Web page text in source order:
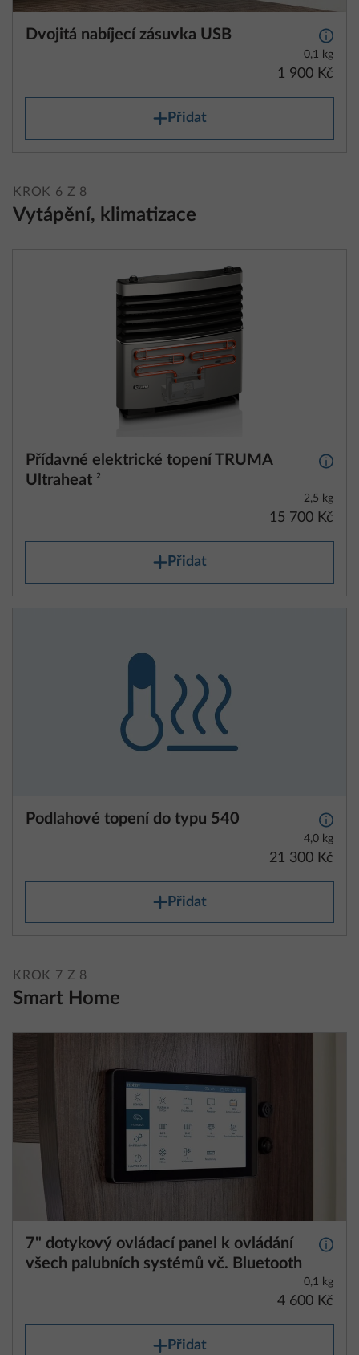
Dvojitá nabíjecí zásuvka USB Další
0,1 kg
1 900 Kč
Přidat
KROK 6 Z 8
Vytápění, klimatizace
Přídavné elektrické topení TRUMA
Ultraheat 2
Další
2,5 kg
15 700 Kč
Přidat
Podlahové topení do typu 540 Další
4,0 kg
21 300 Kč
Přidat
KROK 7 Z 8
Smart Home
7" dotykový ovládací panel k ovládání
všech palubních systémů vč. Bluetooth
Další
0,1 kg
4 600 Kč
Přidat